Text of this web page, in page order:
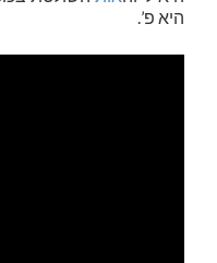
היא פ’.